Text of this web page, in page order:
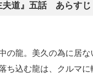
夫道』五話 あらすじ
の龍。美久の為に居
ち込む龍は、クルマに